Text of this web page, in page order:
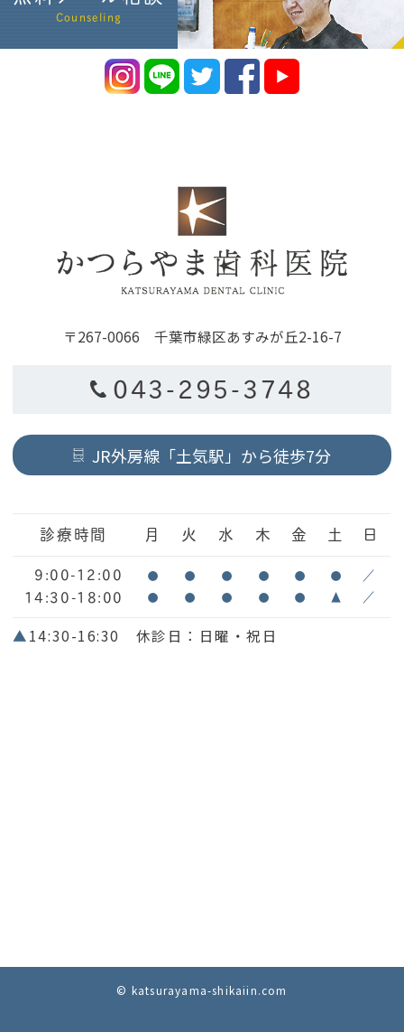
Counseling
〒267-0066 千葉市緑区あすみが丘2-16-7
043-295-3748
JR外房線「土気駅」から徒歩7分
診療時間 月 火 水 木 金 土 日
9:00-12:00 ● ● ● ● ● ● ／
14:30-18:00 ● ● ● ● ● ▲ ／
▲14:30-16:30 休診日：日曜・祝日
© katsurayama-shikaiin.com